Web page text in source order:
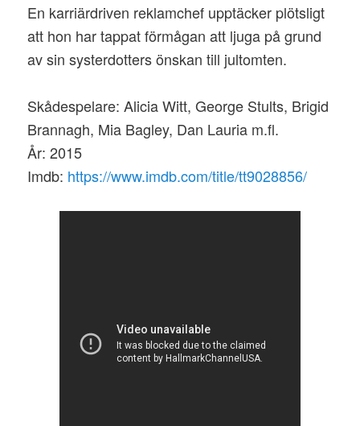
En karriärdriven reklamchef upptäcker plötsligt
att hon har tappat förmågan att ljuga på grund
av sin systerdotters önskan till jultomten.
Skådespelare: Alicia Witt, George Stults, Brigid
Brannagh, Mia Bagley, Dan Lauria m.fl.
År: 2015
Imdb: https://www.imdb.com/title/tt9028856/